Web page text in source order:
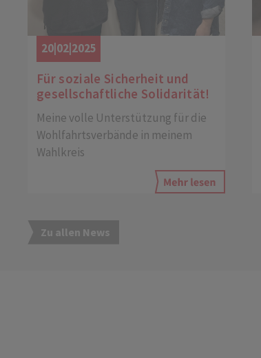
20|02|2025
Für soziale Sicherheit und
gesellschaftliche Solidarität!
Meine volle Unterstützung für die
Wohlfahrtsverbände in meinem
Wahlkreis
Zu allen News